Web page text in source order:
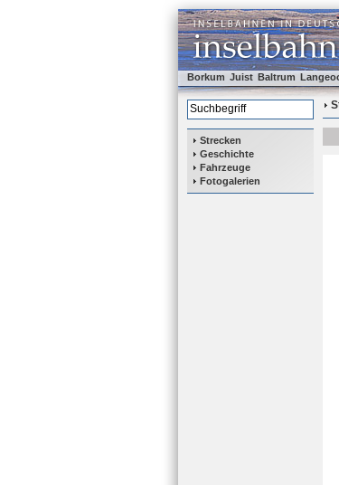
Borkum Juist Baltrum
Strecken
Geschichte
Fahrzeuge
Fotogalerien